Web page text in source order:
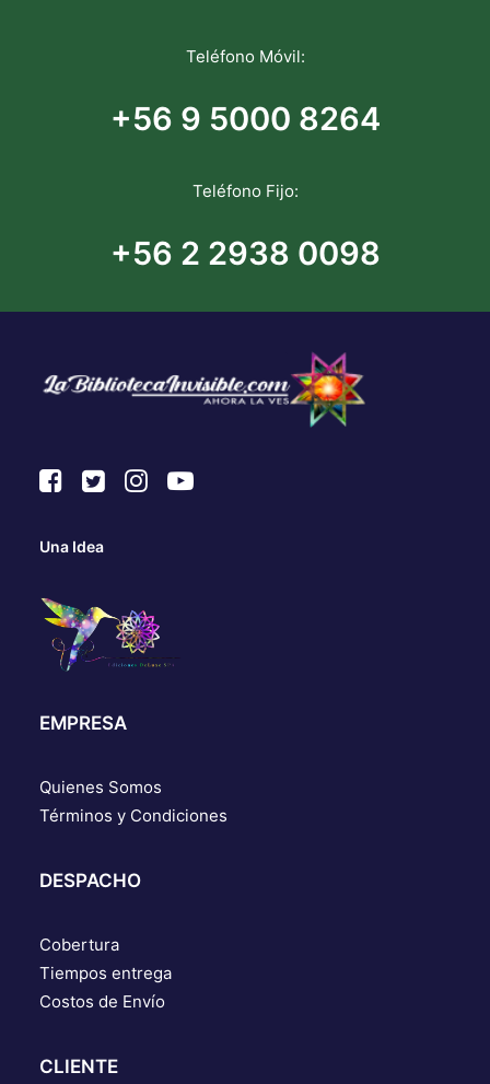
Teléfono Móvil:
+56 9 5000 8264
Teléfono Fijo:
+56 2 2938 0098
Una Idea
EMPRESA
Quienes Somos
Términos y Condiciones
DESPACHO
Cobertura
Tiempos entrega
Costos de Envío
CLIENTE